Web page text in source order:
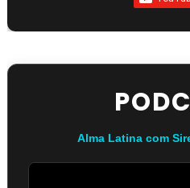
Alma Latina com